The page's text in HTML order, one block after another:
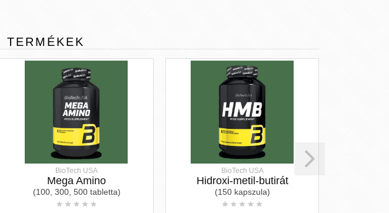
TERMÉKEK
BioTech USA
Mega Amino
(100, 300, 500 tabletta)
BioTech USA
Hidroxi-metil-butirát
(150 kapszula)